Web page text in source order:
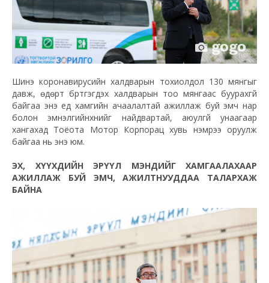
Шинэ коронавирусийн халдварын тохиолдол 130 мянгыг
давж, өдөрт бүртгэгдэх халдварын тоо мянгаас буурахгүй
байгаа энэ үед хамгийн ачаалалтай ажиллаж буй эмч нар
болон эмнэлгийнхнийг найдвартай, аюулгүй унаагаар
хангахад Тоёота Мотор Корпорац хувь нэмрээ оруулж
байгаа нь энэ юм.
ЭХ, ХҮҮХДИЙН ЭРҮҮЛ МЭНДИЙГ ХАМГААЛАХААР
АЖИЛЛАЖ БУЙ ЭМЧ, АЖИЛТНУУДДАА ТАЛАРХАЖ
БАЙНА